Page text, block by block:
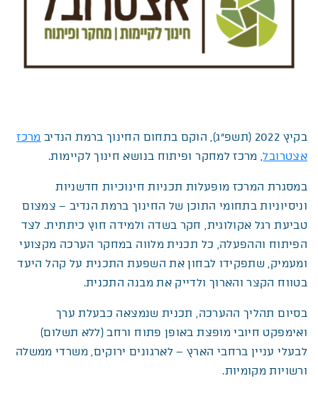
בקיץ 2022 (תשפ”ג), הוקם בתחום החינוך ברמת הנדיב
מרכז
אצטרובל, מרכז למחקר ופיתוח בנושא חינוך לקיימות.
במסגרת המרכז מופעלות תכניות חינוכיות חדשניות
וניסיוניות בתחומי התוכן של החינוך ברמת הנדיב – צמצום
טביעת רגל אקולוגית, חקר בשדה ולמידה חוץ כיתתית. לצד
הפיתוח וההפעלה, כל תכנית מלווה במחקר הערכה מקצועי
ומעמיק, שתפקידו לבחון את השפעת התכנית על קהל היעד
בטווח הקצר והארוך ולדייק את מבנה התכנית.
בסיום תהליך ההערכה, תכנית שנמצאה כבעלת ערך
ואימפקט חיובי מופצת באופן פתוח ורחב (ללא תשלום)
לבעלי עניין ברחבי הארץ – לארגונים ירוקים, משרדי ממשלה
ורשויות מקומיות.